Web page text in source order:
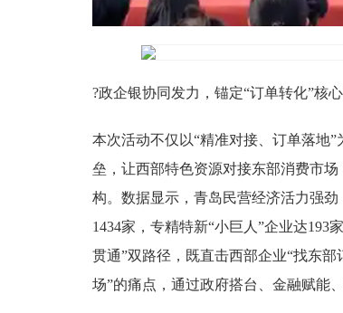
?政企银协同发力，锚定“订单转化”核
本次活动不仅以“精准对接、订单落地
垒，让西部特色资源对接东部消费市
构。数据显示，青岛民营经济活力强
1434家，专精特新“小巨人”企业达
贯通”双路径，既直击西部企业“找东
场”的痛点，通过政府搭台、金融赋能